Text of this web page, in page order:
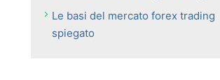
Le basi del mercato forex trading
spiegato